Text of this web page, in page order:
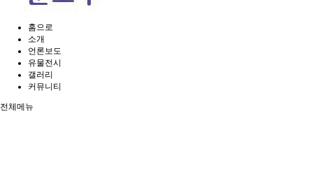
홈으로
소개
언론보도
유물전시
갤러리
커뮤니티
전체메뉴